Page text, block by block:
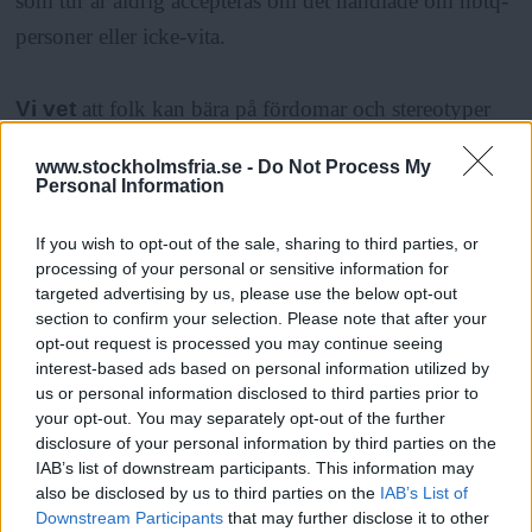
www.stockholmsfria.se - Do Not Process My
Personal Information
If you wish to opt-out of the sale, sharing to third parties, or
processing of your personal or sensitive information for
targeted advertising by us, please use the below opt-out
section to confirm your selection. Please note that after your
opt-out request is processed you may continue seeing
interest-based ads based on personal information utilized by
us or personal information disclosed to third parties prior to
your opt-out. You may separately opt-out of the further
disclosure of your personal information by third parties on the
IAB’s list of downstream participants. This information may
also be disclosed by us to third parties on the IAB’s List of
Downstream Participants that may further disclose it to other
personer eller icke-vita.
Vi vet att folk kan bära på fördomar och stereotyper
trots bästa intentioner. Hur kan det inte gälla för en
ideologi som nästan ledde till att en hel folkgrupp
de föreställningar som låg bakom detta bara mirakulöst
försvunnit sedan dess? Hur är det med idéer som att
judar ”har det bra” eller alltid ”ser efter sina egna
intressen” först? Och motsvarar inte angrepp mot
”sionister” ibland klassiska antisemitiska mönster, även
om ordet ”jude” byts ut mot något som tycks mer
legitimt?